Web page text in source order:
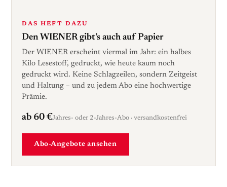
DAS HEFT DAZU
Den WIENER gibt’s auch auf Papier
Der WIENER erscheint viermal im Jahr: ein halbes
Kilo Lesestoff, gedruckt, wie heute kaum noch
gedruckt wird. Keine Schlagzeilen, sondern Zeitgeist
und Haltung – und zu jedem Abo eine hochwertige
Prämie.
ab 60 €Jahres- oder 2-Jahres-Abo · versandkostenfrei
Abo-Angebote ansehen